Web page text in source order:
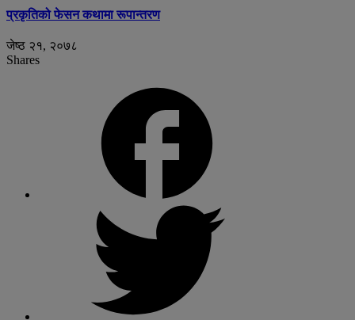
प्रकृतिको फेसन कथामा रूपान्तरण
जेष्ठ २१, २०७८
Shares